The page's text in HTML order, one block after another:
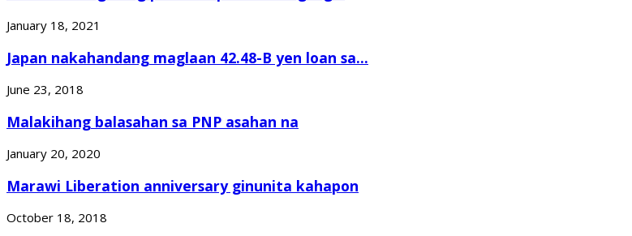
January 18, 2021
Japan nakahandang maglaan 42.48-B yen loan sa...
June 23, 2018
Malakihang balasahan sa PNP asahan na
January 20, 2020
Marawi Liberation anniversary ginunita kahapon
October 18, 2018